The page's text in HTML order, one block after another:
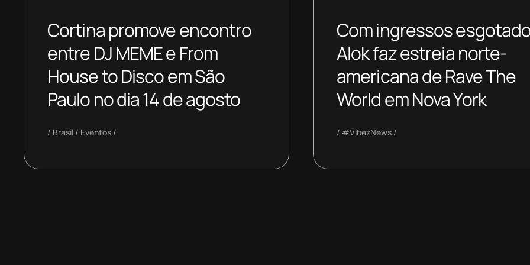
Cortina promove encontro
entre DJ MEME e From
House to Disco em São
Paulo no dia 14 de agosto
Brasil Eventos
Com ingressos
Alok faz estreia norte-
americana de Rave The
World em Nova York
#VibezNews